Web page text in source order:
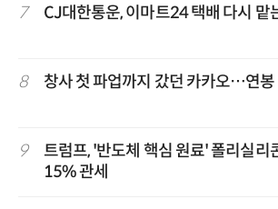
7 CJ대한통운, 이마트24 택배 다시 맡
8 창사 첫 파업까지 갔던 카카오…연봉
9
트럼프, '반도체 핵심 원료' 폴리실리
15% 관세